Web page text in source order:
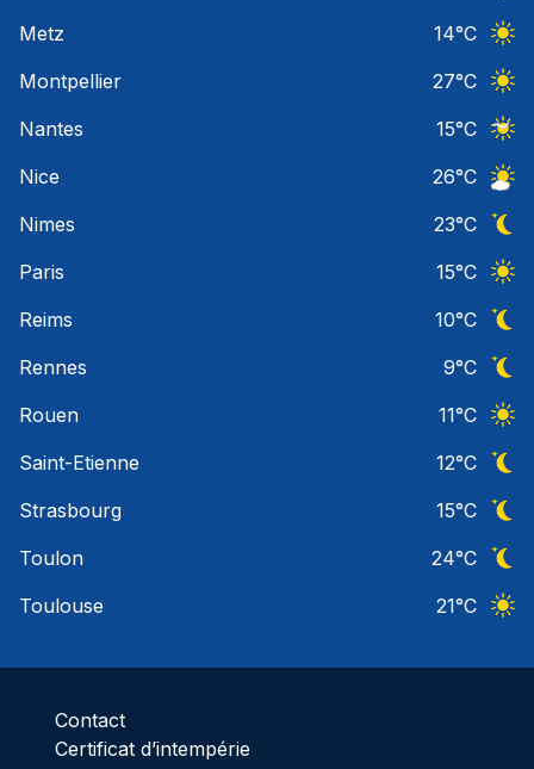
Metz
14°C
Montpellier
27°C
Nantes
15°C
Nice
26°C
Nimes
23°C
Paris
15°C
Reims
10°C
Rennes
9°C
Rouen
11°C
Saint-Etienne
12°C
Strasbourg
15°C
Toulon
24°C
Toulouse
21°C
Contact
Certificat d’intempérie